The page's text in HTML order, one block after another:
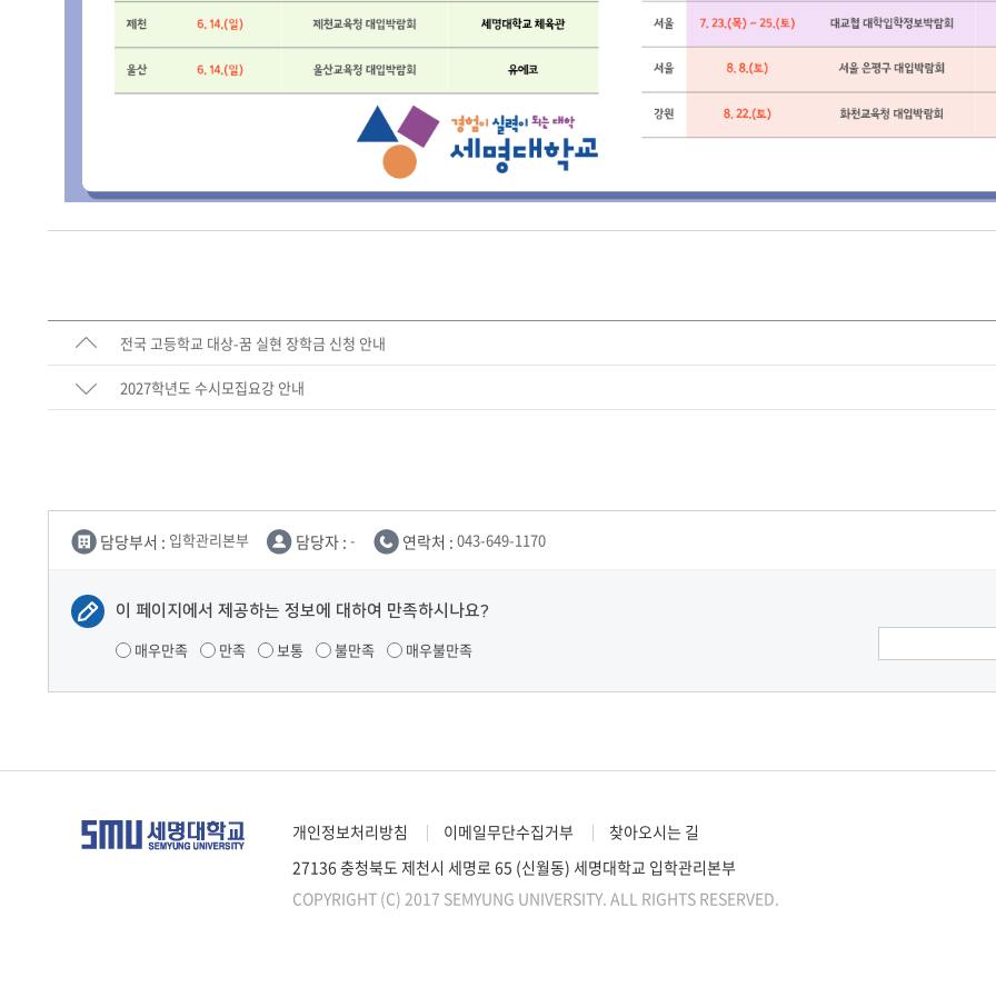
전국 고등학교 대상-꿈 실현 장학금 신청 안내
2027학년도 수시모집요강 안내
담당부서 : 입학관리본부 담당자 : - 연락처 : 043-649-1170
이 페이지에서 제공하는 정보에 대하여 만족하시나요?
매우만족 만족 보통 불만족 매우불만족
개인정보처리방침 이메일무단수집거부
찾아오시는 길
27136 충청북도 제천시 세명로 65 (신월동) 세명대학교 입학관리본부
COPYRIGHT (C) 2017 SEMYUNG UNIVERSITY. ALL RIGHTS RESERVED.